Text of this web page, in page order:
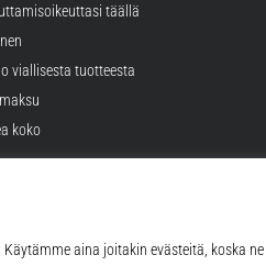
täällä
viallisesta tuotteesta
koko